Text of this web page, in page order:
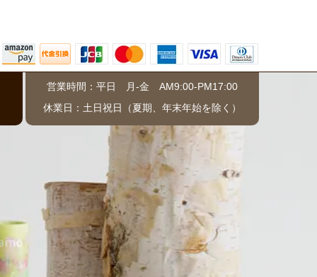
営業時間：平日 月-金 AM9:00-PM17:00
休業日：土日祝日（夏期、年末年始を除く）